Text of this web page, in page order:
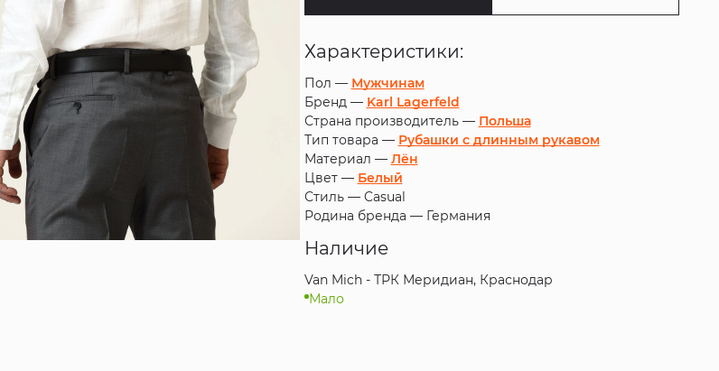
Характеристики:
Пол — Мужчинам
Бренд — Karl Lagerfeld
Страна производитель — Польша
Тип товара — Рубашки с длинным рукавом
Материал — Лён
Цвет — Белый
Стиль — Casual
Родина бренда — Германия
Наличие
Van Mich - ТРК Меридиан, Краснодар
Мало